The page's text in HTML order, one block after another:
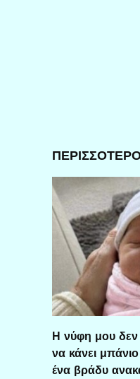
Η νύφη μου δεν
να κάνει
ένα βράδυ